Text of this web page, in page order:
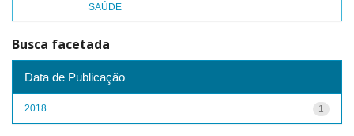
SAÚDE
Busca facetada
Data de Publicação
1
2018